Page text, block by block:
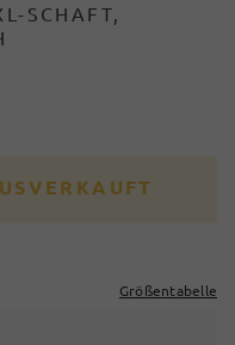
SCHAFT,
Größentabelle